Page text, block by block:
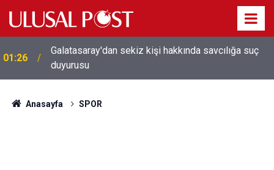
01:26
Galatasaray'dan sekiz kişi hakkında savcılığa suç
duyurusu
Anasayfa SPOR